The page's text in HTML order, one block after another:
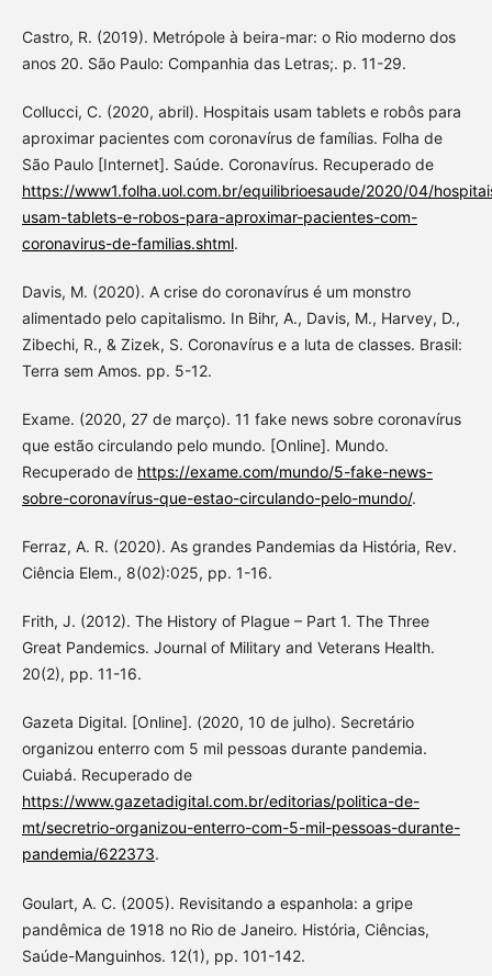
Castro, R. (2019). Metrópole à beira-mar: o Rio moderno dos
anos 20. São Paulo: Companhia das Letras;. p. 11-29.
Collucci, C. (2020, abril). Hospitais usam tablets e robôs para
aproximar pacientes com coronavírus de famílias. Folha de
São Paulo [Internet]. Saúde. Coronavírus. Recuperado de
https://www1.folha.uol.com.br/equilibrioesaude/2020/04/
usam-tablets-e-robos-para-aproximar-pacientes-com-
coronavirus-de-familias.shtml.
Davis, M. (2020). A crise do coronavírus é um monstro
alimentado pelo capitalismo. In Bihr, A., Davis, M., Harvey, D.,
Zibechi, R., & Zizek, S. Coronavírus e a luta de classes. Brasil:
Terra sem Amos. pp. 5-12.
Exame. (2020, 27 de março). 11 fake news sobre coronavírus
que estão circulando pelo mundo. [Online]. Mundo.
Recuperado de https://exame.com/mundo/5-fake-news-
sobre-coronavírus-que-estao-circulando-pelo-mundo/.
Ferraz, A. R. (2020). As grandes Pandemias da História, Rev.
Ciência Elem., 8(02):025, pp. 1-16.
Frith, J. (2012). The History of Plague – Part 1. The Three
Great Pandemics. Journal of Military and Veterans Health.
20(2), pp. 11-16.
Gazeta Digital. [Online]. (2020, 10 de julho). Secretário
organizou enterro com 5 mil pessoas durante pandemia.
Cuiabá. Recuperado de
https://www.gazetadigital.com.br/editorias/politica-de-
mt/secretrio-organizou-enterro-com-5-mil-pessoas-durante-
pandemia/622373.
Goulart, A. C. (2005). Revisitando a espanhola: a gripe
pandêmica de 1918 no Rio de Janeiro. História, Ciências,
Saúde-Manguinhos. 12(1), pp. 101-142.